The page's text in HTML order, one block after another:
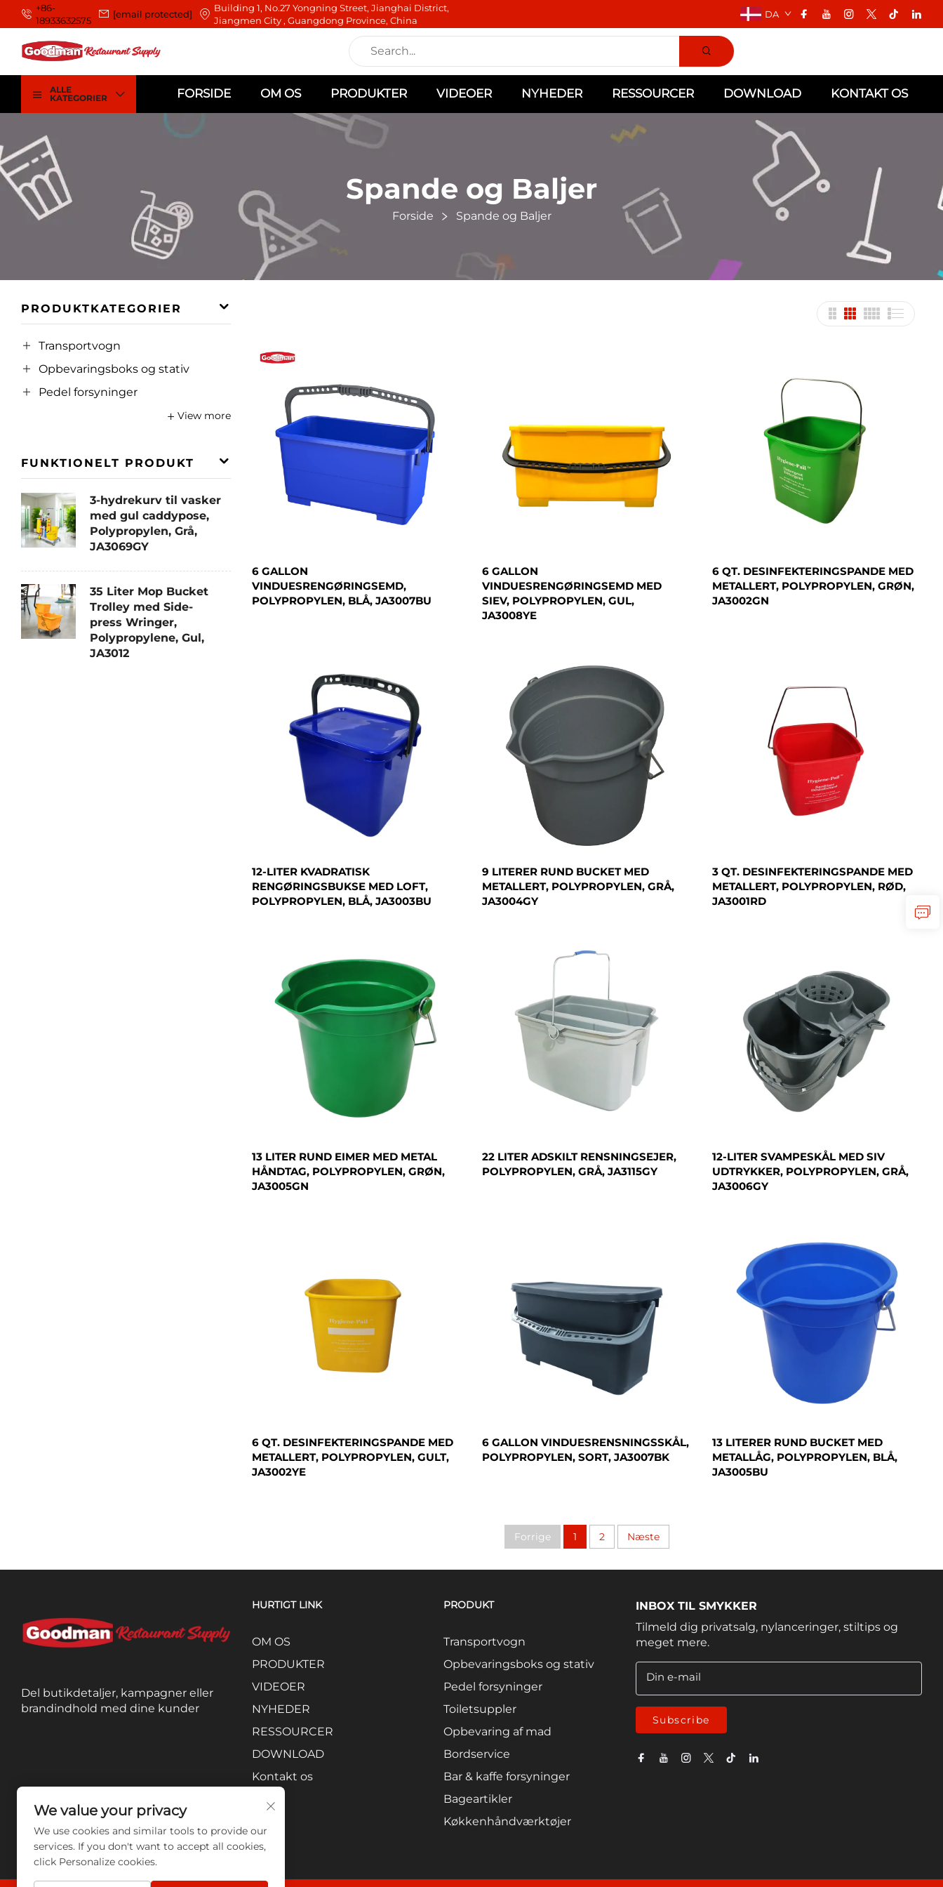
+86-
18933632575
[email protected]
Building 1, No.27 Yongning Street, Jianghai District,
Jiangmen City , Guangdong Province, China
DA
ALLE
KATEGORIER
FORSIDE OM OS PRODUKTER VIDEOER NYHEDER RESSOURCER DOWNLOAD KONTAKT OS
Spande og Baljer
Forside Spande og Baljer
PRODUKTKATEGORIER
Transportvogn
Opbevaringsboks og stativ
Pedel forsyninger
View more
FUNKTIONELT PRODUKT
3-hydrekurv til vasker
med gul caddypose,
Polypropylen, Grå,
JA3069GY
35 Liter Mop Bucket
Trolley med Side-
press Wringer,
Polypropylene, Gul,
JA3012
6 GALLON
VINDUESRENGØRINGSEMD,
POLYPROPYLEN, BLÅ, JA3007BU
6 GALLON
VINDUESRENGØRINGSEMD MED
SIEV, POLYPROPYLEN, GUL,
JA3008YE
6 QT. DESINFEKTERINGSPANDE MED
METALLERT, POLYPROPYLEN, GRØN,
JA3002GN
12-LITER KVADRATISK
RENGØRINGSBUKSE MED LOFT,
POLYPROPYLEN, BLÅ, JA3003BU
9 LITERER RUND BUCKET MED
METALLERT, POLYPROPYLEN, GRÅ,
JA3004GY
3 QT. DESINFEKTERINGSPANDE MED
METALLERT, POLYPROPYLEN, RØD,
JA3001RD
13 LITER RUND EIMER MED METAL
HÅNDTAG, POLYPROPYLEN, GRØN,
JA3005GN
22 LITER ADSKILT RENSNINGSEJER,
POLYPROPYLEN, GRÅ, JA3115GY
12-LITER SVAMPESKÅL MED SIV
UDTRYKKER, POLYPROPYLEN, GRÅ,
JA3006GY
6 QT. DESINFEKTERINGSPANDE MED
METALLERT, POLYPROPYLEN, GULT,
JA3002YE
6 GALLON VINDUESRENSNINGSSKÅL,
POLYPROPYLEN, SORT, JA3007BK
13 LITERER RUND BUCKET MED
METALLÅG, POLYPROPYLEN, BLÅ,
JA3005BU
Forrige 1 2 Næste
Del butikdetaljer, kampagner eller
brandindhold med dine kunder
HURTIGT LINK
OM OS
PRODUKTER
VIDEOER
NYHEDER
RESSOURCER
DOWNLOAD
Kontakt os
PRODUKT
Transportvogn
Opbevaringsboks og stativ
Pedel forsyninger
Toiletsuppler
Opbevaring af mad
Bordservice
Bar & kaffe forsyninger
Bageartikler
Køkkenhåndværktøjer
INBOX TIL SMYKKER
Tilmeld dig privatsalg, nylanceringer, stiltips og
meget mere.
Din e-mail
Subscribe
We value your privacy
We use cookies and similar tools to provide our
services. If you don't want to accept all cookies,
click Personalize cookies.